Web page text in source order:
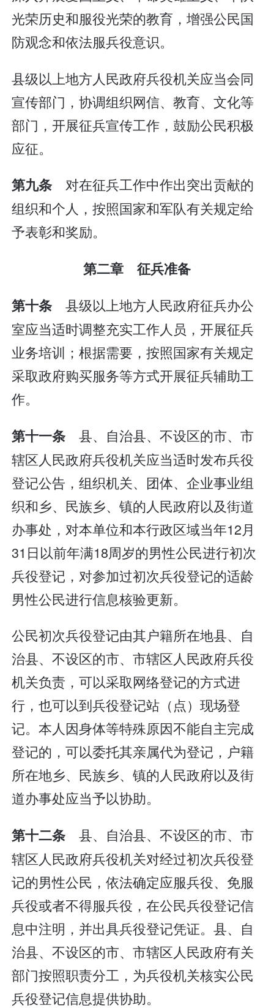
光荣历史和服役光荣的教育，增强公民国
防观念和依法服兵役意识。
县级以上地方人民政府兵役机关应当会同
宣传部门，协调组织网信、教育、文化等
部门，开展征兵宣传工作，鼓励公民积极
应征。
第九条 对在征兵工作中作出突出贡献的
组织和个人，按照国家和军队有关规定给
予表彰和奖励。
第二章 征兵准备
第十条 县级以上地方人民政府征兵办公
室应当适时调整充实工作人员，开展征兵
业务培训；根据需要，按照国家有关规定
采取政府购买服务等方式开展征兵辅助工
作。
第十一条 县、自治县、不设区的市、市
辖区人民政府兵役机关应当适时发布兵役
登记公告，组织机关、团体、企业事业组
织和乡、民族乡、镇的人民政府以及街道
办事处，对本单位和本行政区域当年12月
31日以前年满18周岁的男性公民进行初次
兵役登记，对参加过初次兵役登记的适龄
男性公民进行信息核验更新。
公民初次兵役登记由其户籍所在地县、自
治县、不设区的市、市辖区人民政府兵役
机关负责，可以采取网络登记的方式进
行，也可以到兵役登记站（点）现场登
记。本人因身体等特殊原因不能自主完成
登记的，可以委托其亲属代为登记，户籍
所在地乡、民族乡、镇的人民政府以及街
道办事处应当予以协助。
第十二条 县、自治县、不设区的市、市
辖区人民政府兵役机关对经过初次兵役登
记的男性公民，依法确定应服兵役、免服
兵役或者不得服兵役，在公民兵役登记信
息中注明，并出具兵役登记凭证。县、自
治县、不设区的市、市辖区人民政府有关
部门按照职责分工，为兵役机关核实公民
兵役登记信息提供协助。